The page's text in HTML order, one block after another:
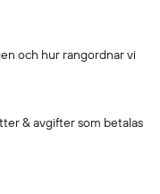
och hur rangordnar vi
& avgifter som betalas